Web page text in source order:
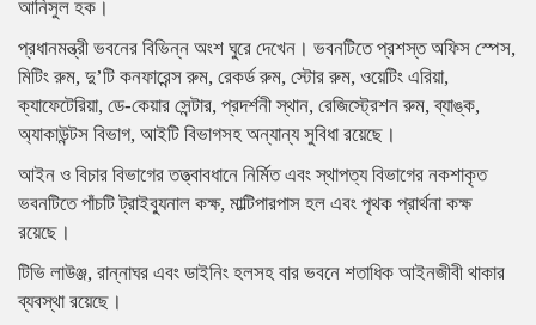
আনিসুল হক।
প্রধানমন্ত্রী ভবনের বিভিন্ন অংশ ঘুরে দেখেন। ভবনটিতে প্রশস্ত অফিস স্পেস,
মিটিং রুম, দু’টি কনফারেন্স রুম, রেকর্ড রুম, স্টোর রুম, ওয়েটিং এরিয়া,
ক্যাফেটেরিয়া, ডে-কেয়ার সেন্টার, প্রদর্শনী স্থান, রেজিস্ট্রেশন রুম, ব্যাঙ্ক,
অ্যাকাউন্টস বিভাগ, আইটি বিভাগসহ অন্যান্য সুবিধা রয়েছে।
আইন ও বিচার বিভাগের তত্ত্বাবধানে নির্মিত এবং স্থাপত্য বিভাগের নকশাকৃত
ভবনটিতে পাঁচটি ট্রাইব্যুনাল কক্ষ, মাল্টিপারপাস হল এবং পৃথক প্রার্থনা কক্ষ
রয়েছে।
টিভি লাউঞ্জ, রান্নাঘর এবং ডাইনিং হলসহ বার ভবনে শতাধিক আইনজীবী থাকার
ব্যবস্থা রয়েছে।